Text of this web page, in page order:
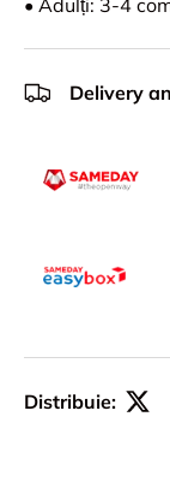
Delivery
Distribuie: